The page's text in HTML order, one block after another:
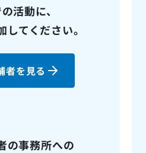
活動に、
してください。
者を見る
の事務所への